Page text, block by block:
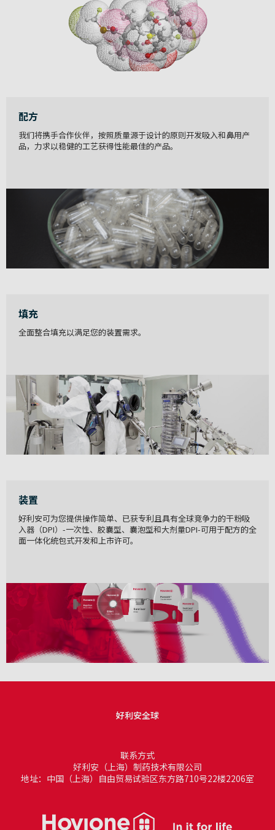
配方
我们将携手合作伙伴，按照质量源于设计的原则开发吸入和鼻用产
品，力求以稳健的工艺获得性能最佳的产品。
填充
全面整合填充以满足您的装置需求。
装置
好利安可为您提供操作简单、已获专利且具有全球竞争力的干粉吸
入器（DPI）-一次性、胶囊型、囊泡型和大剂量DPI-可用于配方的全
面一体化统包式开发和上市许可。
好利安全球
联系方式
好利安（上海）制药技术有限公司
地址：中国（上海）自由贸易试验区东方路710号22楼2206室